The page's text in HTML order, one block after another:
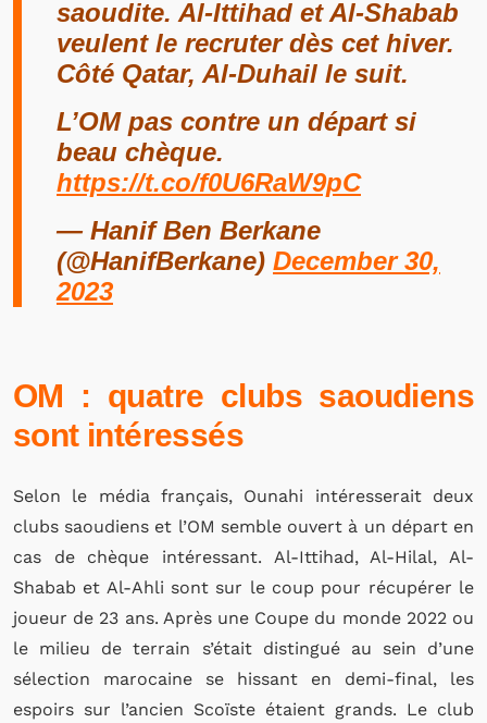
saoudite. Al-Ittihad et Al-Shabab
veulent le recruter dès cet hiver.
Côté Qatar, Al-Duhail le suit.
L’OM pas contre un départ si
beau chèque.
https://t.co/f0U6RaW9pC
— Hanif Ben Berkane
(@HanifBerkane) December 30,
2023
OM : quatre clubs saoudiens
sont intéressés
Selon le média français, Ounahi intéresserait deux
clubs saoudiens et l’OM semble ouvert à un départ en
cas de chèque intéressant. Al-Ittihad, Al-Hilal, Al-
Shabab et Al-Ahli sont sur le coup pour récupérer le
joueur de 23 ans. Après une Coupe du monde 2022 ou
le milieu de terrain s’était distingué au sein d’une
sélection marocaine se hissant en demi-final, les
espoirs sur l’ancien Scoïste étaient grands. Le club